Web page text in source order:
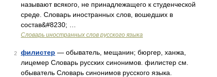
называют всякого, не принадлежащего к студенческой
среде. Словарь иностранных слов, вошедших в
состав&#8230; …
Словарь иностранных слов русского языка
2 филистер — обыватель, мещанин; бюргер, ханжа,
лицемер Словарь русских синонимов. филистер см.
обыватель Словарь синонимов русского языка.